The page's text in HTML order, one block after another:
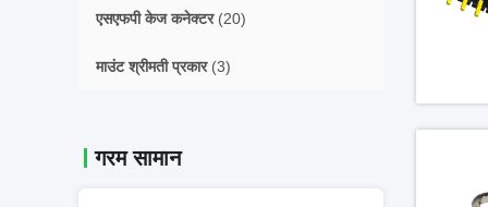
एसएफपी केज कनेक्टर(20)
माउंट श्रीमती प्रकार(3)
गरम सामान